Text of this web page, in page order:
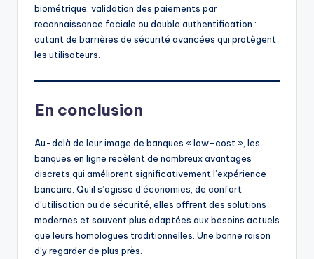
biométrique, validation des paiements par
reconnaissance faciale ou double authentification :
autant de barrières de sécurité avancées qui protègent
les utilisateurs.
En conclusion
Au-delà de leur image de banques « low-cost », les
banques en ligne recèlent de nombreux avantages
discrets qui améliorent significativement l’expérience
bancaire. Qu’il s’agisse d’économies, de confort
d’utilisation ou de sécurité, elles offrent des solutions
modernes et souvent plus adaptées aux besoins actuels
que leurs homologues traditionnelles. Une bonne raison
d’y regarder de plus près.